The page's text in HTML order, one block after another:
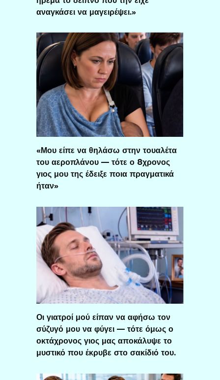
αναγκάσει να μαγειρέψει.»
«Μου είπε να θηλάσω στην τουαλέτα
του αεροπλάνου — τότε ο 8χρονος
γιος μου της έδειξε ποια πραγματικά
ήταν»
Οι γιατροί μού είπαν να αφήσω τον
σύζυγό μου να φύγει — τότε όμως ο
οκτάχρονος γιος μας αποκάλυψε το
μυστικό που έκρυβε στο σακίδιό του.